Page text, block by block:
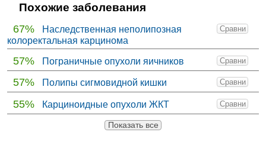
Похожие заболевания
67% Сравни
Наследственная неполипозная
колоректальная карцинома
57% Сравни
Пограничные опухоли яичников
57% Сравни
Полипы сигмовидной кишки
55% Сравни
Карциноидные опухоли ЖКТ
Показать все